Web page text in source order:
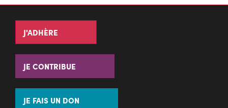
J'ADHÈRE
JE CONTRIBUE
JE FAIS UN DON